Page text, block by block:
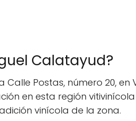
Calatayud?
Postas, número 20,
en esta región
vinícola de la zona.